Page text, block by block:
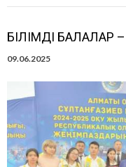
БІЛІМДІ
09.06.2025